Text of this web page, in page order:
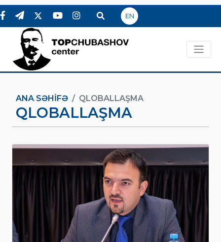
EN
ANA SƏHIFƏ QLOBALLAŞMA
QLOBALLAŞMA